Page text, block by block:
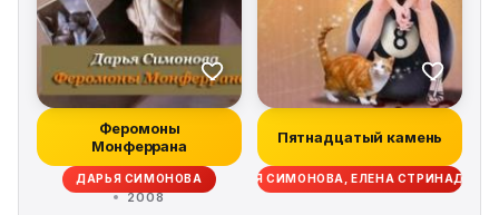
Феромоны
Монферрана
ДАРЬЯ СИМОНОВА
2008
Пятнадцатый камень
ДАРЬЯ СИМОНОВА, ЕЛЕНА